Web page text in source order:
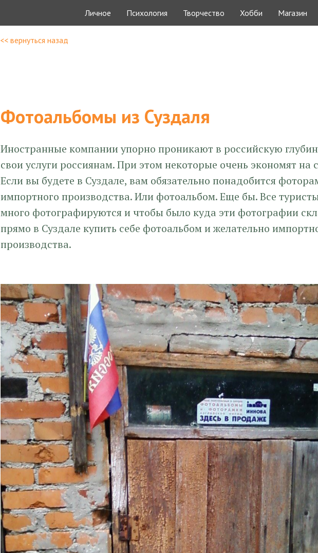
Личное Психология Творчество Хобби Магазин
<< вернуться назад
Фотоальбомы из Суздаля
Иностранные компании упорно проникают в российскую
свои услуги россиянам. При этом некоторые очень экономят на
Если вы будете в Суздале, вам обязательно понадобится
импортного производства. Или фотоальбом. Еще бы. Все
много фотографируются и чтобы было куда эти фотографии
прямо в Суздале купить себе фотоальбом и желательно
производства.